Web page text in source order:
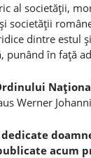
al societăţii,
societăţii
dintre estul
punând în faţă
Werner
acum